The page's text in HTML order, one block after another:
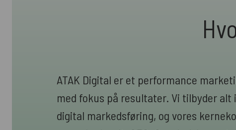
ATAK Digital er et performance
med fokus på resultater. Vi tilbyder alt
digital markedsføring, og vores